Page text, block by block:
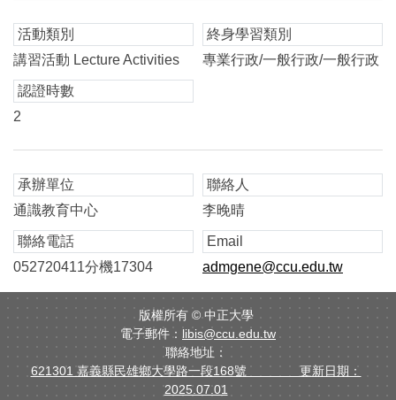
活動類別
講習活動 Lecture Activities
終身學習類別
專業行政/一般行政/一般行政
認證時數
2
承辦單位
通識教育中心
聯絡人
李晚晴
聯絡電話
052720411分機17304
Email
admgene@ccu.edu.tw
版權所有 © 中正大學
電子郵件： libis@ccu.edu.tw
聯絡地址：
621301 嘉義縣民雄鄉大學路一段168號 更新日期：
2025.07.01